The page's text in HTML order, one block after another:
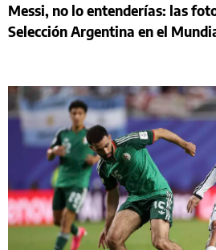
Messi, no lo entenderías: las
Selección Argentina en el